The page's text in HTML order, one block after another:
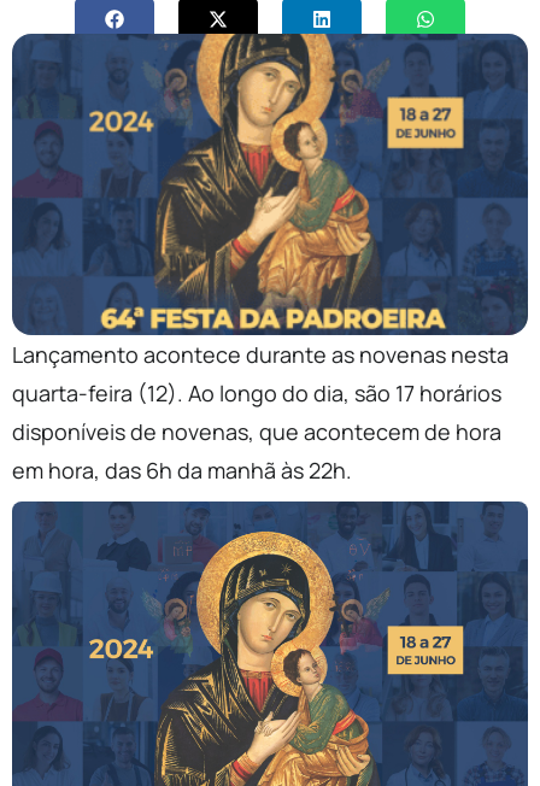
Lançamento acontece durante as novenas nesta
quarta-feira (12). Ao longo do dia, são 17 horários
disponíveis de novenas, que acontecem de hora
em hora, das 6h da manhã às 22h.